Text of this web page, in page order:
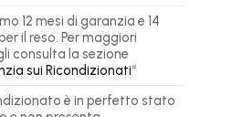
12 mesi di garanzia e 14
il reso. Per maggiori
consulta la sezione
sui Ricondizionati“
è in perfetto stato